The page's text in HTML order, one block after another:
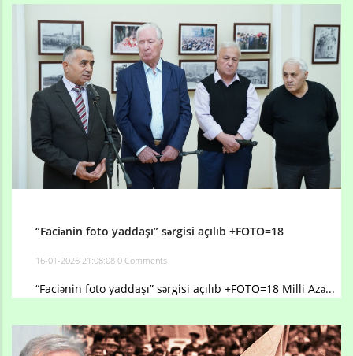
“Faciənin foto yaddaşı” sərgisi açılıb +FOTO=18
16-01-2026 21:08:08 0 Comments
“Faciənin foto yaddaşı” sərgisi açılıb +FOTO=18 Milli Azə...